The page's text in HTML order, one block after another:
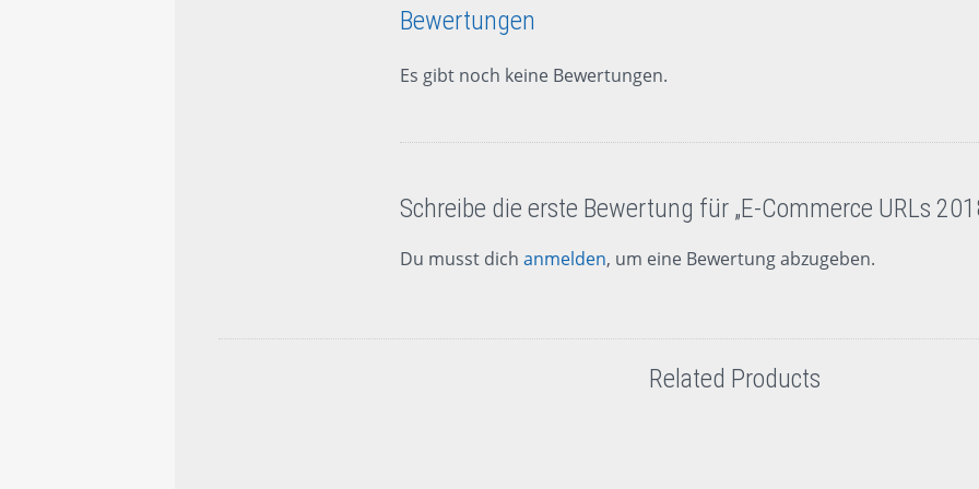
Bewertungen
Es gibt noch keine Bewertungen.
Schreibe die erste Bewertung für „E-Commerce URLs
Du musst dichanmelden, um eine Bewertung abzugeben.
Related Products